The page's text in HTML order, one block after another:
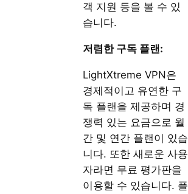
객 지원 등을 볼 수 있
습니다.
저렴한 구독 플랜:
LightXtreme VPN은
경제적이고 유연한 구
독 플랜을 제공하며 경
쟁력 있는 요금으로 월
간 및 연간 플랜이 있습
니다. 또한 새로운 사용
자라면 무료 평가판을
이용할 수 있습니다. 플